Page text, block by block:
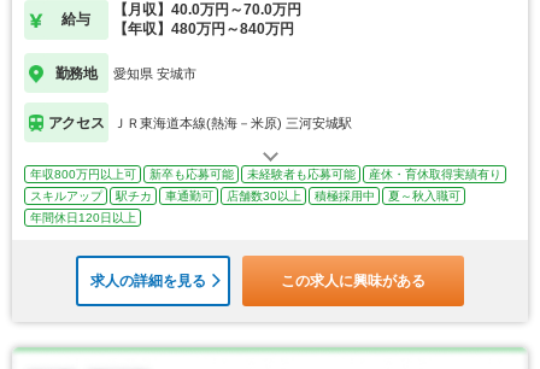
給与
【月収】40.0万円～70.0万円
【年収】480万円～840万円
勤務地 愛知県 安城市
アクセス ＪＲ東海道本線(熱海－米原) 三河安城駅
年収800万円以上可 新卒も応募可能 未経験者も応募可能
産休・育休取得実績有り
スキルアップ
駅チカ 車通勤可 店舗数30以上 積極採用中
夏～秋入職可
年間休日120日以上
求人の詳細を見る この求人に興味がある